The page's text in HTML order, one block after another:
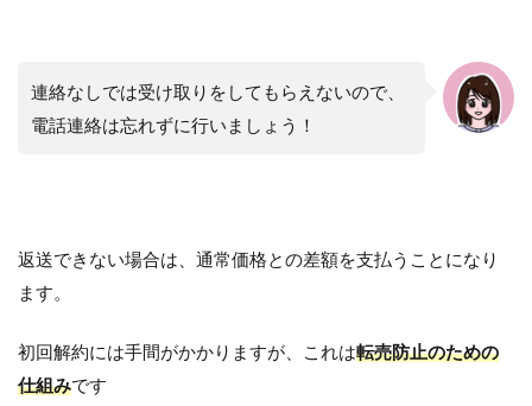
連絡なしでは受け取りをしてもらえないので、
電話連絡は忘れずに行いましょう！
返送できない場合は、通常価格との差額を支払うことになり
ます。
初回解約には手間がかかりますが、これは転売防止のための
仕組みです